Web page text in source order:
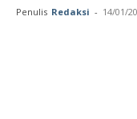
Penulis Redaksi - 14/01/